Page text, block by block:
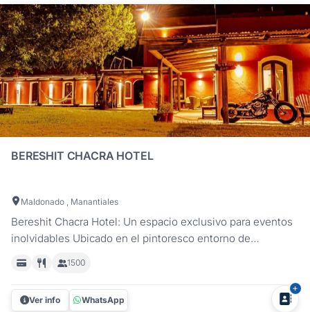
BERESHIT CHACRA HOTEL
Maldonado , Manantiales
Bereshit Chacra Hotel: Un espacio exclusivo para eventos
inolvidables Ubicado en el pintoresco entorno de
Manantiales - Maldonado, Bereshit Chacra Hotel es el
lugar ideal para todo tipo de celebraciones. Ya sea un
evento corporativo, una reunión familiar, un retiro o una
gala, cada ocasión se...
1500
Ver info WhatsApp